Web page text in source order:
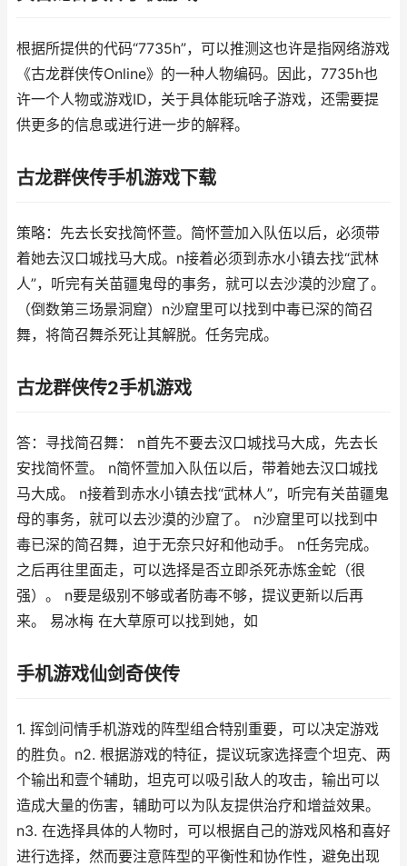
根据所提供的代码“7735h”，可以推测这也许是指网络游戏
《古龙群侠传Online》的一种人物编码。因此，7735h也
许一个人物或游戏ID，关于具体能玩啥子游戏，还需要提
供更多的信息或进行进一步的解释。
古龙群侠传手机游戏下载
策略：先去长安找简怀萱。简怀萱加入队伍以后，必须带
着她去汉口城找马大成。n接着必须到赤水小镇去找“武林
人”，听完有关苗疆鬼母的事务，就可以去沙漠的沙窟了。
（倒数第三场景洞窟）n沙窟里可以找到中毒已深的简召
舞，将简召舞杀死让其解脱。任务完成。
古龙群侠传2手机游戏
答：寻找简召舞： n首先不要去汉口城找马大成，先去长
安找简怀萱。 n简怀萱加入队伍以后，带着她去汉口城找
马大成。 n接着到赤水小镇去找“武林人”，听完有关苗疆鬼
母的事务，就可以去沙漠的沙窟了。 n沙窟里可以找到中
毒已深的简召舞，迫于无奈只好和他动手。 n任务完成。
之后再往里面走，可以选择是否立即杀死赤炼金蛇（很
强）。 n要是级别不够或者防毒不够，提议更新以后再
来。 易冰梅 在大草原可以找到她，如
手机游戏仙剑奇侠传
1. 挥剑问情手机游戏的阵型组合特别重要，可以决定游戏
的胜负。n2. 根据游戏的特征，提议玩家选择壹个坦克、两
个输出和壹个辅助，坦克可以吸引敌人的攻击，输出可以
造成大量的伤害，辅助可以为队友提供治疗和增益效果。
n3. 在选择具体的人物时，可以根据自己的游戏风格和喜好
进行选择，然而要注意阵型的平衡性和协作性，避免出现